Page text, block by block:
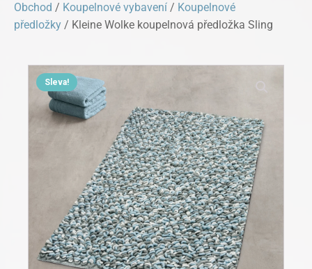
Obchod / Koupelnové vybavení / Koupelnové
předložky / Kleine Wolke koupelnová předložka Sling
Sleva!